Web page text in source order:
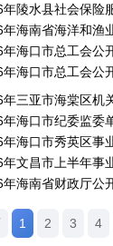
年陵水县社会保险
年海南省海洋和渔
年海口市总工会公
年海口市总工会公
年三亚市海棠区机
年海口市纪委监委
年海口市秀英区事
年文昌市上半年事
年海南省财政厅公
1 2 3 4